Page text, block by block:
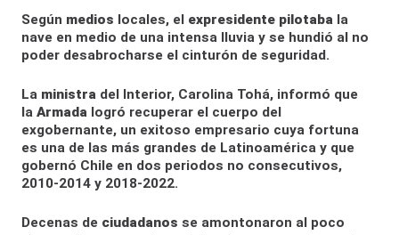
Según medios locales, el expresidente pilotaba la
nave en medio de una intensa lluvia y se hundió al no
poder desabrocharse el cinturón de seguridad.
La ministra del Interior, Carolina Tohá, informó que
la Armada logró recuperar el cuerpo del
exgobernante, un exitoso empresario cuya fortuna
es una de las más grandes de Latinoamérica y que
gobernó Chile en dos periodos no consecutivos,
2010-2014 y 2018-2022.
Decenas de ciudadanos se amontonaron al poco